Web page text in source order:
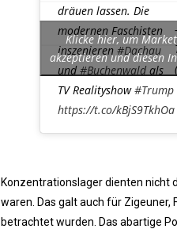
dräuen lassen. Die
modernen Faschisten
inszenieren #Dachau
und#Buchenwaldals
TV Realityshow#Trump
https://t.co/kBjS9TkhOa
Klicke hier, um
akzeptieren und diesen
Konzentrationslager dienten nicht
waren. Das galt auch für Zigeuner,
betrachtet wurden. Das abartige